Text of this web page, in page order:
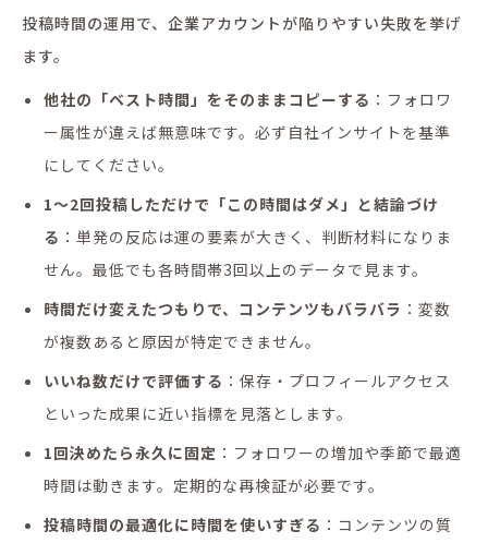
投稿時間の運用で、企業アカウントが陥りやすい失敗を挙げ
ます。
他社の「ベスト時間」をそのままコピーする ：フォロワ
ー属性が違えば無意味です。必ず自社インサイトを基準
にしてください。
1〜2回投稿しただけで「この時間はダメ」と結論づけ
る ：単発の反応は運の要素が大きく、判断材料になりま
せん。最低でも各時間帯3回以上のデータで見ます。
時間だけ変えたつもりで、コンテンツもバラバラ ：変数
が複数あると原因が特定できません。
いいね数だけで評価する ：保存・プロフィールアクセス
といった成果に近い指標を見落とします。
1回決めたら永久に固定 ：フォロワーの増加や季節で最適
時間は動きます。定期的な再検証が必要です。
投稿時間の最適化に時間を使いすぎる ：コンテンツの質